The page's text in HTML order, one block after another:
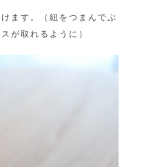
ます。（紐をつまんでぶ
が取れるように）